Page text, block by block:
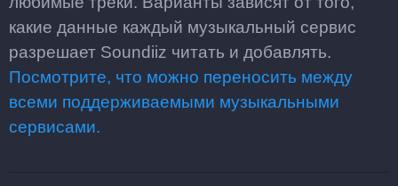
какие данные каждый музыкальный сервис
разрешает Soundiiz читать и добавлять.
Посмотрите, что можно переносить между
всеми поддерживаемыми музыкальными
сервисами.